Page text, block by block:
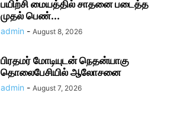
பயிற்சி மையத்தில் சாதனை படைத்த
முதல் பெண்...
admin - August 8, 2026
பிரதமர் மோடி​யுடன் நெதன்யாகு
தொலைபேசியில் ஆலோ​சனை
admin - August 7, 2026